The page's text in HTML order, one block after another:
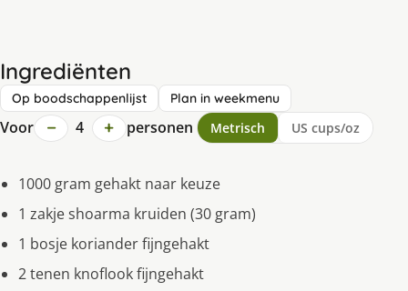
Ingrediënten
Op boodschappenlijst Plan in weekmenu
Voor − 4 + personen Metrisch US cups/oz
1000 gram gehakt naar keuze
1 zakje shoarma kruiden (30 gram)
1 bosje koriander fijngehakt
2 tenen knoflook fijngehakt